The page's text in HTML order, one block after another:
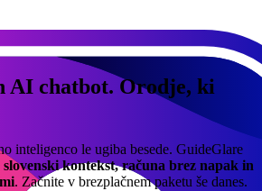
AI chatbot. Orodje, ki
inteligenco le ugiba besede. GuideGlare
slovenski kontekst, računa brez napak in
. Začnite v brezplačnem paketu še danes.